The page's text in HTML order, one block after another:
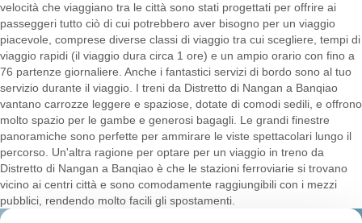
velocità che viaggiano tra le città sono stati progettati per offrire ai
passeggeri tutto ciò di cui potrebbero aver bisogno per un viaggio
piacevole, comprese diverse classi di viaggio tra cui scegliere, tempi di
viaggio rapidi (il viaggio dura circa 1 ore) e un ampio orario con fino a
76 partenze giornaliere. Anche i fantastici servizi di bordo sono al tuo
servizio durante il viaggio. I treni da Distretto di Nangan a Banqiao
vantano carrozze leggere e spaziose, dotate di comodi sedili, e offrono
molto spazio per le gambe e generosi bagagli. Le grandi finestre
panoramiche sono perfette per ammirare le viste spettacolari lungo il
percorso. Un'altra ragione per optare per un viaggio in treno da
Distretto di Nangan a Banqiao è che le stazioni ferroviarie si trovano
vicino ai centri città e sono comodamente raggiungibili con i mezzi
pubblici, rendendo molto facili gli spostamenti.